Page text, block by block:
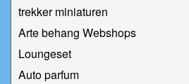
trekker miniaturen
Arte behang Webshops
Loungeset
Auto parfum